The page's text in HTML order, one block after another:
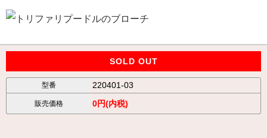
SOLD OUT
型番 220401-03
販売価格 0円(内税)